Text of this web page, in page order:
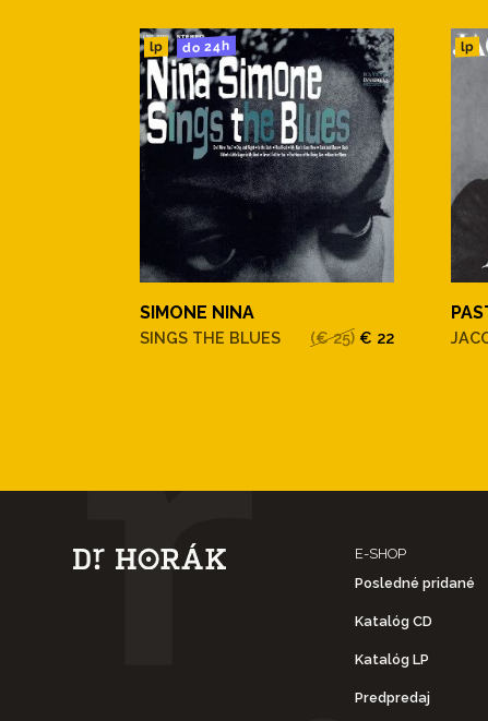
lp do 24h
SIMONE NINA
SINGS THE BLUES (€ 25) € 22
lp
E-SHOP
Posledné pridané
Katalóg CD
Katalóg LP
Predpredaj